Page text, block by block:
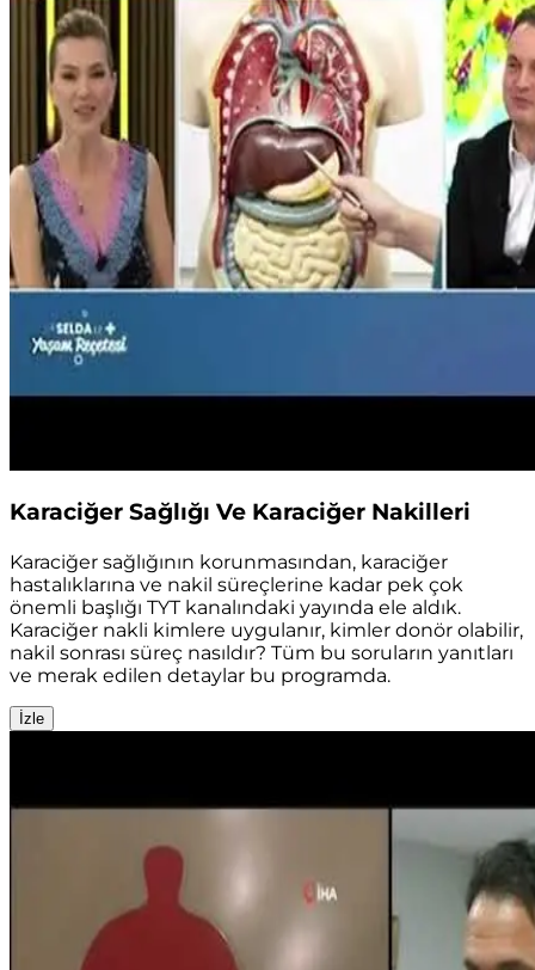
Karaciğer Sağlığı Ve Karaciğer Nakilleri
Karaciğer sağlığının korunmasından, karaciğer
hastalıklarına ve nakil süreçlerine kadar pek çok
önemli başlığı TYT kanalındaki yayında ele aldık.
Karaciğer nakli kimlere uygulanır, kimler donör olabilir,
nakil sonrası süreç nasıldır? Tüm bu soruların yanıtları
ve merak edilen detaylar bu programda.
İzle